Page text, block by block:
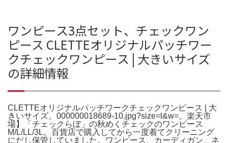
ワンピース3点セット、チェックワン
ピース CLETTEオリジナルパッチワー
クチェックワンピース | 大きいサイズ
の詳細情報
CLETTEオリジナルパッチワークチェックワンピース | 大
きいサイズ。000000018689-10.jpg?size=l&w=。楽天市
場】「チェックらぼ」の秋めくチェックのワンピース
M/L/LL/3L。百貨店で購入してから一度着てクリーニング
にだし保管していました。ワンピース、カーディガン、ネ